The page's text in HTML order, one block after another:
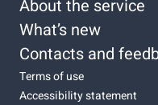
About the service
What’s new
Contacts and
Terms of use
Accessibility statement